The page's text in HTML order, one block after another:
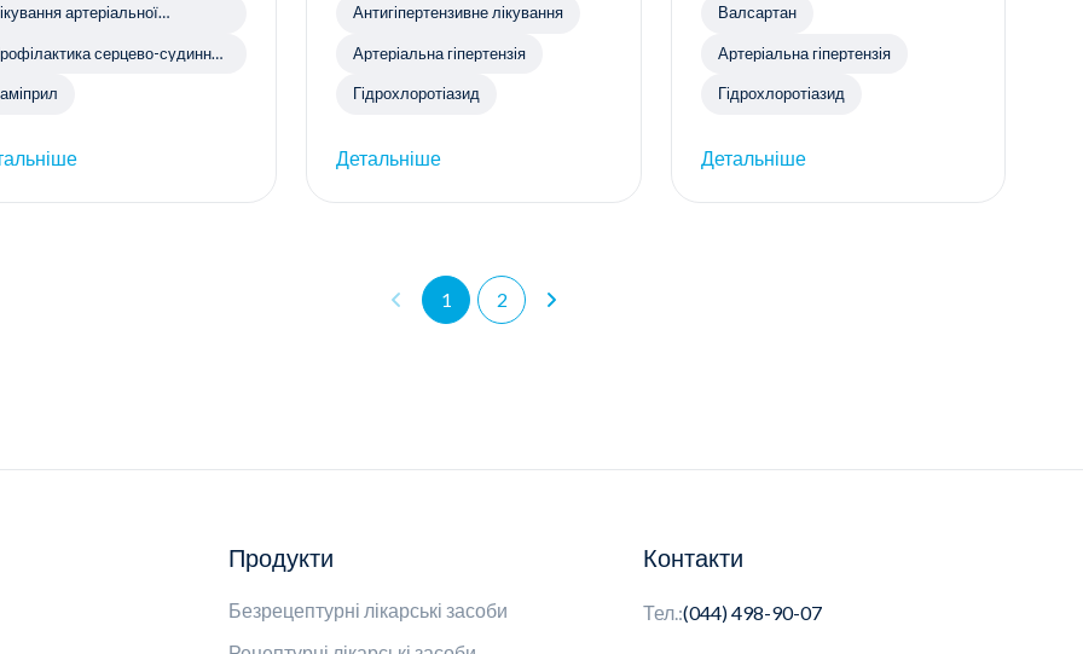
артеріальної
серцево-судинних
Антигіпертензивне лікування
Артеріальна гіпертензія
Гідрохлоротіазид
Детальніше
Валсартан
Артеріальна гіпертензія
Гідрохлоротіазид
Детальніше
1 2
Продукти
Безрецептурні лікарські засоби
Контакти
Тел.:(044) 498-90-07